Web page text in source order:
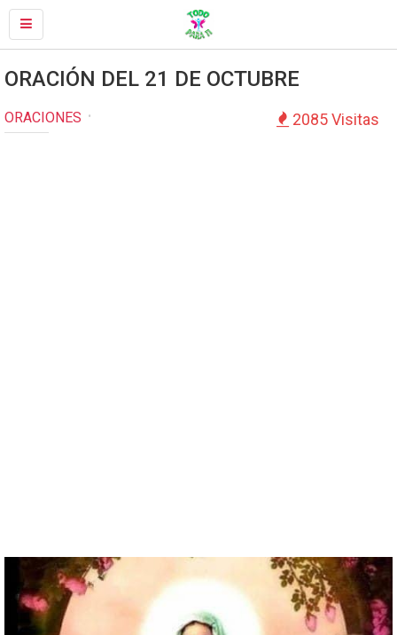
ORACIÓN DEL 21 DE OCTUBRE
ORACIONES 2085 Visitas